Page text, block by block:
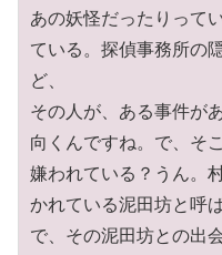
あの妖怪だったりって
ている。探偵事務所の
ど、
その人が、ある事件が
向くんですね。で、そ
嫌われている？うん。
かれている泥田坊と呼
で、その泥田坊との出